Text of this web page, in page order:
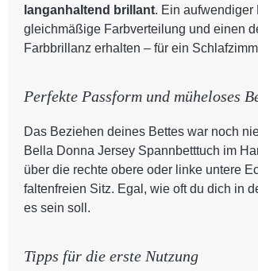
langanhaltend brillant. Ein aufwendiger
gleichmäßige Farbverteilung und einen
Farbbrillanz erhalten – für ein
Perfekte Passform und müheloses
Das Beziehen deines Bettes war noch
Bella Donna Jersey Spannbetttuch im
über die rechte obere oder linke untere
faltenfreien Sitz. Egal, wie oft du dich in
es sein soll.
Tipps für die erste Nutzung